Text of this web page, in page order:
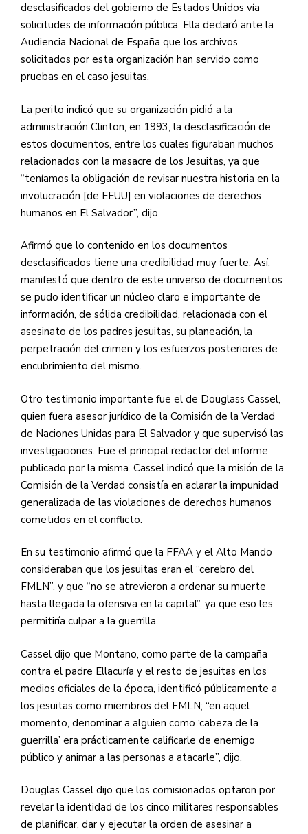
desclasificados del gobierno de Estados Unidos vía
solicitudes de información pública. Ella declaró ante la
Audiencia Nacional de España que los archivos
solicitados por esta organización han servido como
pruebas en el caso jesuitas.
La perito indicó que su organización pidió a la
administración Clinton, en 1993, la desclasificación de
estos documentos, entre los cuales figuraban muchos
relacionados con la masacre de los Jesuitas, ya que
“teníamos la obligación de revisar nuestra historia en la
involucración [de EEUU] en violaciones de derechos
humanos en El Salvador”, dijo.
Afirmó que lo contenido en los documentos
desclasificados tiene una credibilidad muy fuerte. Así,
manifestó que dentro de este universo de documentos
se pudo identificar un núcleo claro e importante de
información, de sólida credibilidad, relacionada con el
asesinato de los padres jesuitas, su planeación, la
perpetración del crimen y los esfuerzos posteriores de
encubrimiento del mismo.
Otro testimonio importante fue el de Douglass Cassel,
quien fuera asesor jurídico de la Comisión de la Verdad
de Naciones Unidas para El Salvador y que supervisó las
investigaciones. Fue el principal redactor del informe
publicado por la misma. Cassel indicó que la misión de la
Comisión de la Verdad consistía en aclarar la impunidad
generalizada de las violaciones de derechos humanos
cometidos en el conflicto.
En su testimonio afirmó que la FFAA y el Alto Mando
consideraban que los jesuitas eran el “cerebro del
FMLN”, y que “no se atrevieron a ordenar su muerte
hasta llegada la ofensiva en la capital”, ya que eso les
permitiría culpar a la guerrilla.
Cassel dijo que Montano, como parte de la campaña
contra el padre Ellacuría y el resto de jesuitas en los
medios oficiales de la época, identificó públicamente a
los jesuitas como miembros del FMLN; “en aquel
momento, denominar a alguien como ‘cabeza de la
guerrilla’ era prácticamente calificarle de enemigo
público y animar a las personas a atacarle”, dijo.
Douglas Cassel dijo que los comisionados optaron por
revelar la identidad de los cinco militares responsables
de planificar, dar y ejecutar la orden de asesinar a